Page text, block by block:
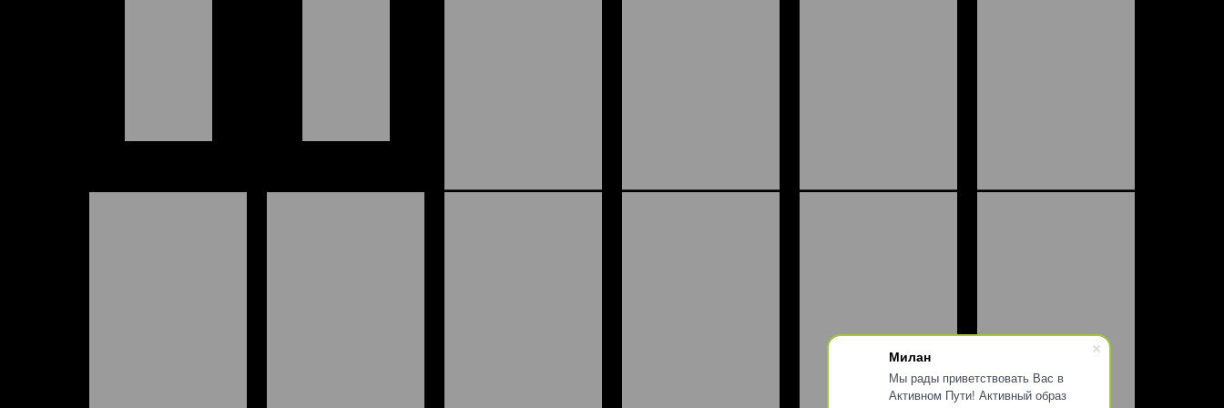
Милан
Мы рады приветствовать Вас в
Активном Пути! Активный образ